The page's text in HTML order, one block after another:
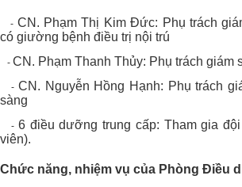
- CN. Phạm Thị Kim Đức: Phụ trách
có giường bệnh điều trị nội trú
- CN. Phạm Thanh Thủy: Phụ trách giám
- CN. Nguyễn Hồng Hạnh: Phụ trách
sàng
- 6 điều dưỡng trung cấp: Tham gia
viên).
Chức năng, nhiệm vụ của Phòng Điều